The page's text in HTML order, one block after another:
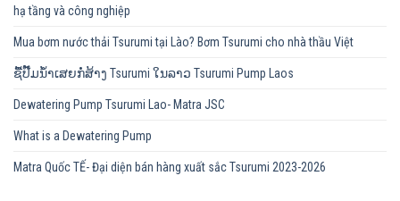
hạ tầng và công nghiệp
Mua bơm nước thải Tsurumi tại Lào? Bơm Tsurumi cho nhà thầu Việt
ຊື້ປັ໊ມນ້ຳເສຍກໍ່ສ້າງ Tsurumi ໃນລາວ Tsurumi Pump Laos
Dewatering Pump Tsurumi Lao- Matra JSC
What is a Dewatering Pump
Matra Quốc TẾ- Đại diện bán hàng xuất sắc Tsurumi 2023-2026